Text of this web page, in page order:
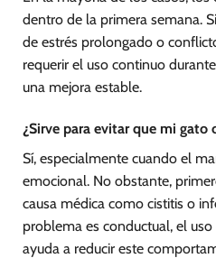
dentro de la primera semana.
de estrés prolongado o
requerir el uso continuo
una mejora estable.
¿Sirve para evitar que mi gato
Sí, especialmente cuando el
emocional. No obstante,
causa médica como cistitis o
problema es conductual, el
ayuda a reducir este